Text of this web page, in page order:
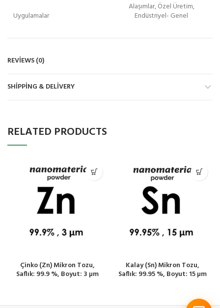
Uygulamalar
Alaşımlar, Özel Üretim,
Endüstriyel- Genel
REVIEWS (0)
SHIPPING & DELIVERY
RELATED PRODUCTS
Çinko (Zn) Mikron Tozu,
Saflık: 99.9 %, Boyut: 3 µm
Kalay (Sn) Mikron Tozu,
Saflık: 99.95 %, Boyut: 15 µm